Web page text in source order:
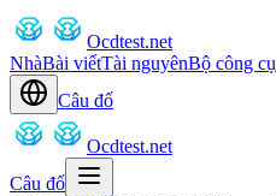
Ocdtest.net
NhàBài viếtTài nguyênBộ công cụ
Câu đố
Ocdtest.net
Câu đố